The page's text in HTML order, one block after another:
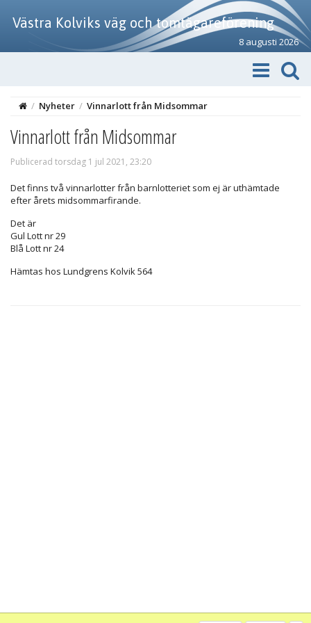
Västra Kolviks väg och tomtägareförening
8 augusti 2026
/ Nyheter / Vinnarlott från Midsommar
Vinnarlott från Midsommar
Publicerad torsdag 1 jul 2021, 23:20
Det finns två vinnarlotter från barnlotteriet som ej är uthämtade
efter årets midsommarfirande.
Det är
Gul Lott nr 29
Blå Lott nr 24
Hämtas hos Lundgrens Kolvik 564